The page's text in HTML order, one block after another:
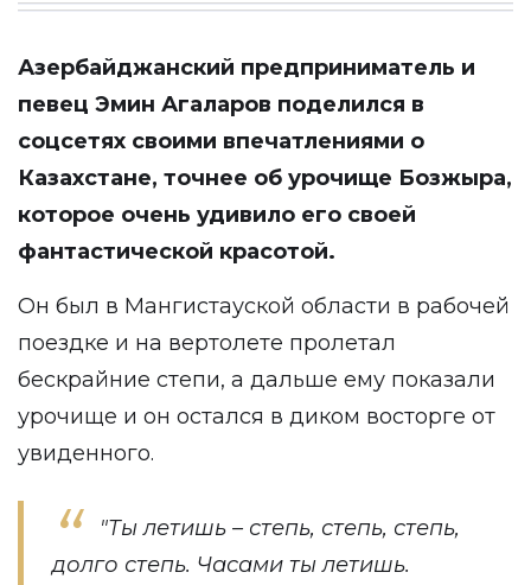
Азербайджанский предприниматель и
певец Эмин Агаларов поделился в
соцсетях своими впечатлениями о
Казахстане, точнее об урочище Бозжыра,
которое очень удивило его своей
фантастической красотой.
Он был в Мангистауской области в рабочей
поездке и на вертолете пролетал
бескрайние степи, а дальше ему показали
урочище и он остался в диком восторге от
увиденного.
"Ты летишь – степь, степь, степь,
долго степь. Часами ты летишь.